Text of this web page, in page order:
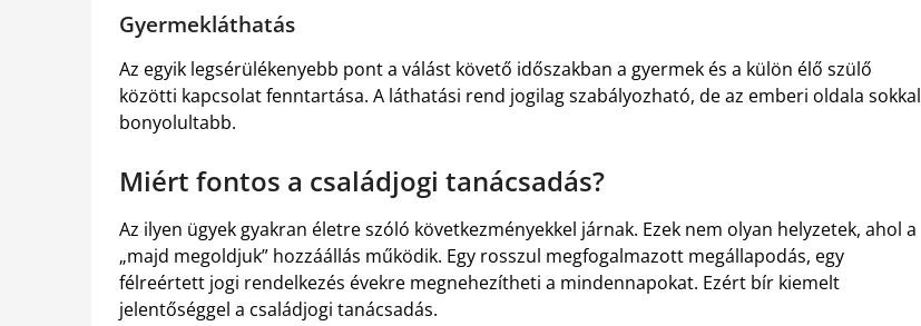
Gyermekláthatás
Az egyik legsérülékenyebb pont a válást követő időszakban a gyermek és a külön élő szülő
közötti kapcsolat fenntartása. A láthatási rend jogilag szabályozható, de az emberi oldala sokkal
bonyolultabb.
Miért fontos a családjogi tanácsadás?
Az ilyen ügyek gyakran életre szóló következményekkel járnak. Ezek nem olyan helyzetek, ahol a
„majd megoldjuk” hozzáállás működik. Egy rosszul megfogalmazott megállapodás, egy
félreértett jogi rendelkezés évekre megnehezítheti a mindennapokat. Ezért bír kiemelt
jelentőséggel a családjogi tanácsadás.